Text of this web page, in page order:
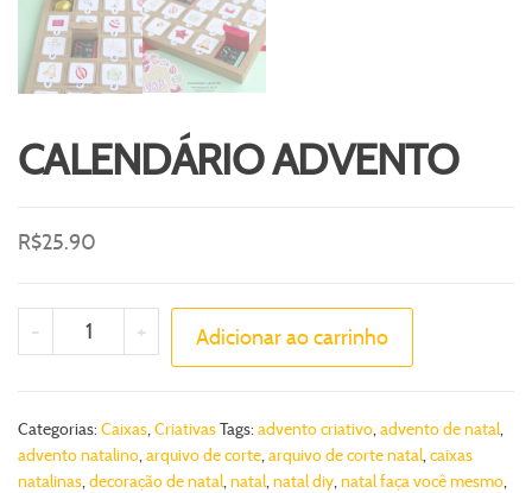
CALENDÁRIO ADVENTO
R$25.90
- + Adicionar ao carrinho
Categorias: Caixas,CriativasTags: advento criativo,advento de natal,
advento natalino,arquivo de corte,arquivo de corte natal,caixas
natalinas,decoração de natal,natal,natal diy,natal faça você mesmo,